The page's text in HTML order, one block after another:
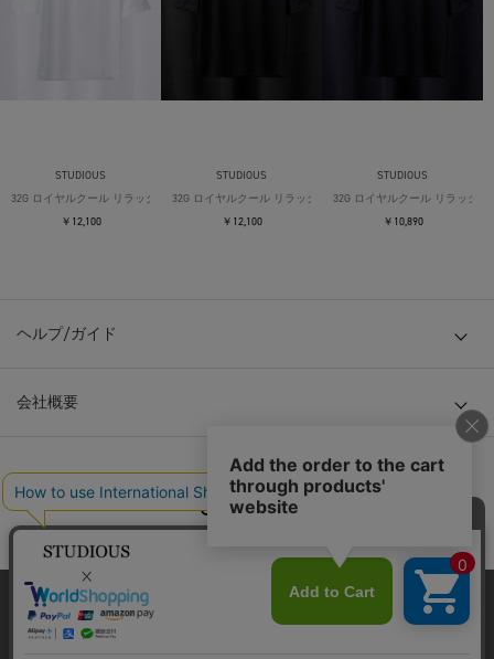
STUDIOUS
32G ロイヤルクール リラックスTシャツ
￥12,100
STUDIOUS
32G ロイヤルクール リラックスTシャツ
￥12,100
STUDIOUS
32G ロイヤルクール リラックス
￥10,890
ヘルプ/ガイド
会社概要
© TOKYO BASE CO., LTD
当サイトはクッキー(cookie)を使用します。クッキーはサイト内
の一部の機能および、サイトの使用状況の分析からマーケティ
ング活動に利用することを目的としています。